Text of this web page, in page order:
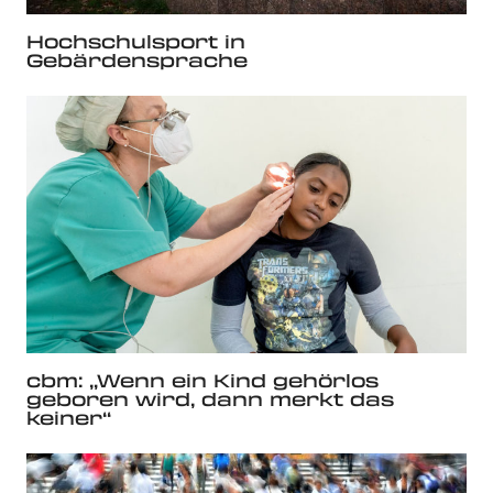
Hochschulsport in
Gebärdensprache
cbm: „Wenn ein Kind gehörlos
geboren wird, dann merkt das
keiner“